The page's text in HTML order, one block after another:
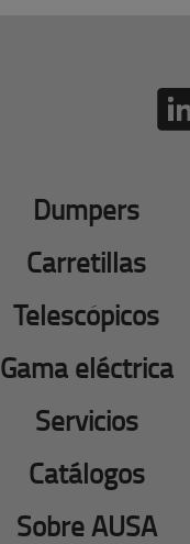
Dumpers
Carretillas
Telescópicos
Gama eléctrica
Servicios
Catálogos
Sobre AUSA